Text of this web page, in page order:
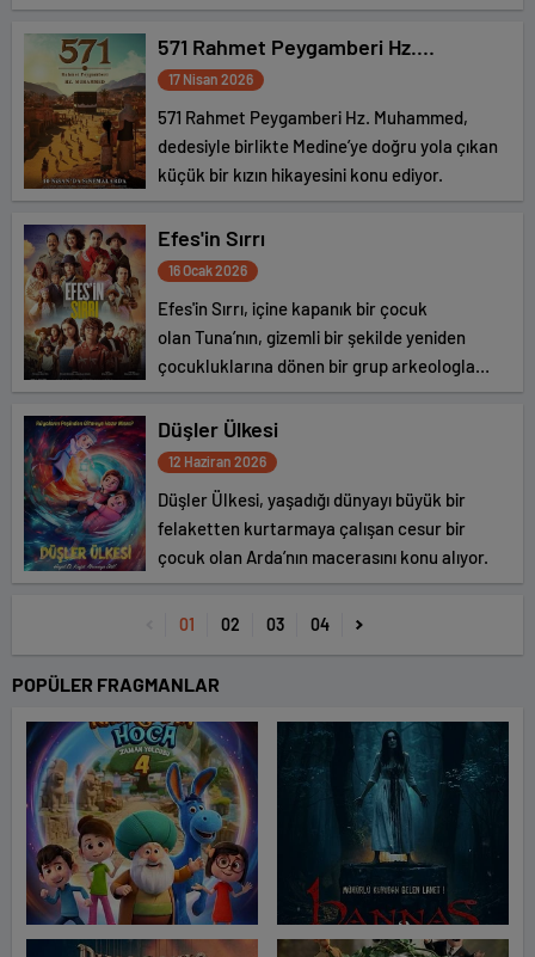
tatile çıkarlar. Gittikleri evde tatilin başında
doyasıya eğlenseler de, kısa süre sonra onları
bekleyen tehlikeden habersizdirler.
571 Rahmet Peygamberi Hz.
Muhammed
17 Nisan 2026
571 Rahmet Peygamberi Hz. Muhammed,
dedesiyle birlikte Medine’ye doğru yola çıkan
küçük bir kızın hikayesini konu ediyor.
Efes'in Sırrı
16 Ocak 2026
Efes'in Sırrı, içine kapanık bir çocuk
olan Tuna’nın, gizemli bir şekilde yeniden
çocukluklarına dönen bir grup arkeologla
yollarının kesişmesiyle başlayan sıra dışı bir
macerayı konu alıyor.
Düşler Ülkesi
12 Haziran 2026
Düşler Ülkesi, yaşadığı dünyayı büyük bir
felaketten kurtarmaya çalışan cesur bir
çocuk olan Arda’nın macerasını konu alıyor.
01 02 03 04
POPÜLER FRAGMANLAR